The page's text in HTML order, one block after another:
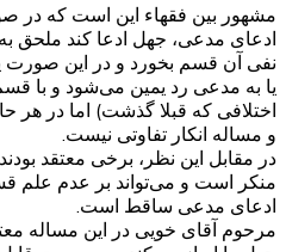
مشهور بین فقهاء این است که در
ادعای مدعی، جهل ادعا کند ملحق
نفی آن قسم بخورد و در این صورت
یا به مدعی رد یمین می‌شود و با
اختلافی که قبلا گذشت) اما در هر
و مساله انکار تفاوتی نیست.
در مقابل این نظر، برخی معتقد
منکر است و می‌تواند بر عدم علم
ادعای مدعی ساقط است.
مرحوم آقای خویی در این مساله